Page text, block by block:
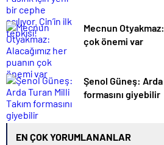
Mecnun
çok önemi var
Şenol Güneş: Arda
formasını giyebilir
EN ÇOK YORUMLANANLAR